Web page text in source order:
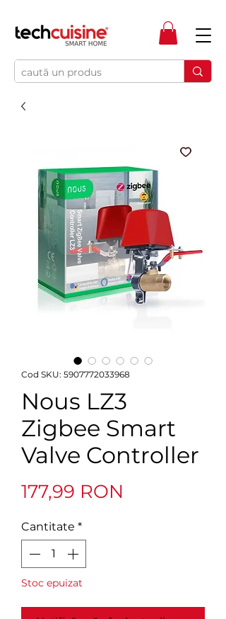
Cod SKU: 5907772033968
Nous LZ3
Zigbee Smart
Valve Controller
177,99 RON
Cantitate *
Stoc epuizat